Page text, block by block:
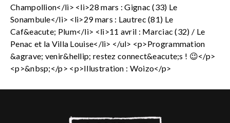
Champollion</li> <li>28 mars : Gignac (33) Le
Sonambule</li> <li>29 mars : Lautrec (81) Le
Caf&eacute; Plum</li> <li>11 avril : Marciac (32) / Le
Penac et la Villa Louise</li> </ul> <p>Programmation
&agrave; venir&hellip; restez connect&eacute;s ! 😉</p>
<p>&nbsp;</p> <p>Illustration : Woizo</p>